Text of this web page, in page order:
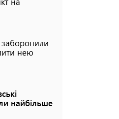
заборонили
нею
найбільше